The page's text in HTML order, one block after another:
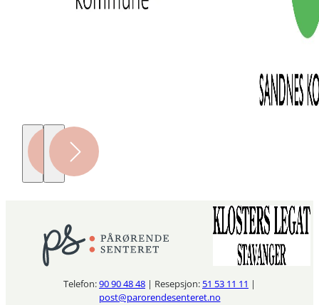
Telefon:90 90 48 48 | Resepsjon: 51 53 11 11 |
post@parorendesenteret.no